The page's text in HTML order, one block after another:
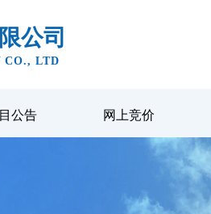
公司
CO., LTD
公告 网上竞价